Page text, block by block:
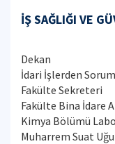
İŞ SAĞLIĞI VE
Dekan
İdari İşlerden
Fakülte Sekreteri
Fakülte Bina İdare
Kimya Bölümü
Muharrem Suat